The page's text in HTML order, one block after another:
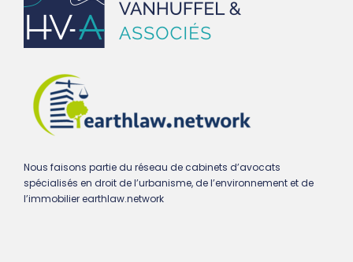
Nous faisons partie du réseau de cabinets d’avocats
spécialisés en droit de l’urbanisme, de l’environnement et de
l’immobilier earthlaw.network